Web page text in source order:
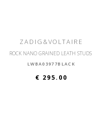
ZADIG&VOLTAIRE
ROCK NANO GRAINED LEATH STUDS
LWBA03977BLACK
€ 295.00